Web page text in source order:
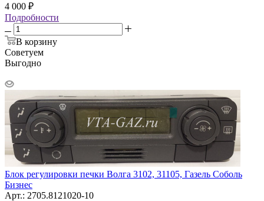
4 000 ₽
Подробности
В корзину
Советуем
Выгодно
Блок регулировки печки Волга 3102, 31105, Газель Соболь
Бизнес
Арт.: 2705.8121020-10